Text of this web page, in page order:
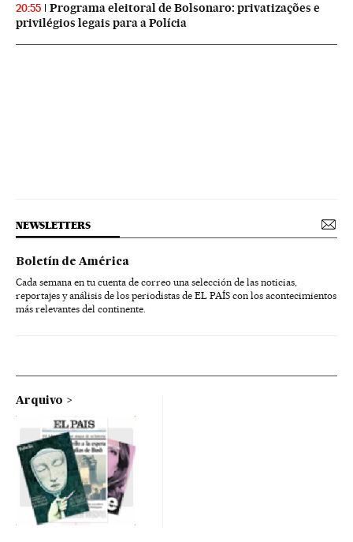
20:55
Programa eleitoral de Bolsonaro: privatizações e
privilégios legais para a Polícia
NEWSLETTERS
Boletín de América
Cada semana en tu cuenta de correo una selección de las noticias,
reportajes y análisis de los periodistas de EL PAÍS con los acontecimientos
más relevantes del continente.
Arquivo